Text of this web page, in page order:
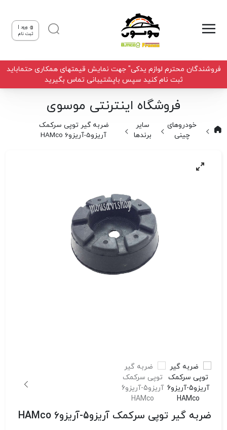
ورود |
ثبت نام
فروشندگان محترم لوازم یدکی" جهت نمایش قیمتهای همکاری حتماباید
ثبت نام کنید سپس باپشتیبانی تماس بگیرید
فروشگاه اینترنتی موسوی
خودروهای
چینی
سایر
برندها
ضربه گیر توپی سرکمک
آریزو5-آریزو6 HAMco
ضربه گیر توپی سرکمک آریزو5-آریزو6 HAMco